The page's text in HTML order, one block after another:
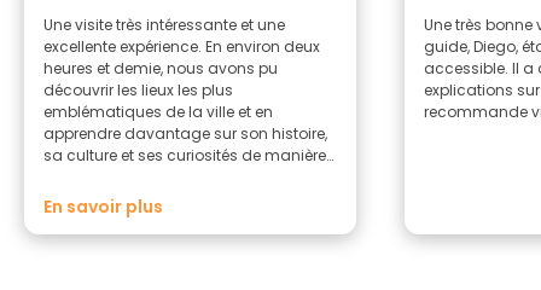
Une visite très intéressante et une
excellente expérience. En environ deux
heures et demie, nous avons pu
découvrir les lieux les plus
emblématiques de la ville et en
apprendre davantage sur son histoire,
sa culture et ses curiosités de manière
montré très professionnel, accessible et
passionné, ce qui a rendu la visite
captivante du début à la fin. Le
En savoir plus
Une très bonne
guide, Diego,
accessible. Il a
explications
recommande